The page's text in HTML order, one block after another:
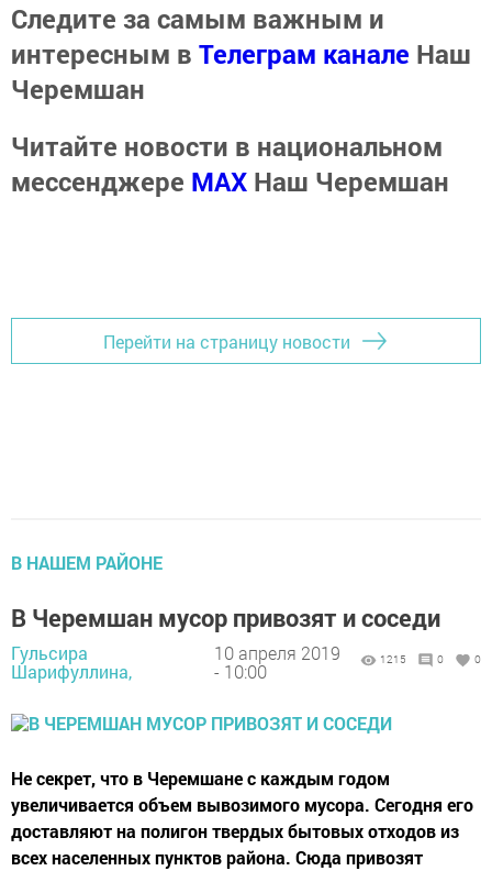
Следите за самым важным и
интересным в Телеграм канале Наш
Черемшан
Читайте новости в национальном
мессенджере MАХ Наш Черемшан
Перейти на страницу новости
В НАШЕМ РАЙОНЕ
В Черемшан мусор привозят и соседи
Гульсира
Шарифуллина,
10 апреля 2019
- 10:00
1215 0 0
Не секрет, что в Черемшане с каждым годом
увеличивается объем вывозимого мусора. Сегодня его
доставляют на полигон твердых бытовых отходов из
всех населенных пунктов района. Сюда привозят